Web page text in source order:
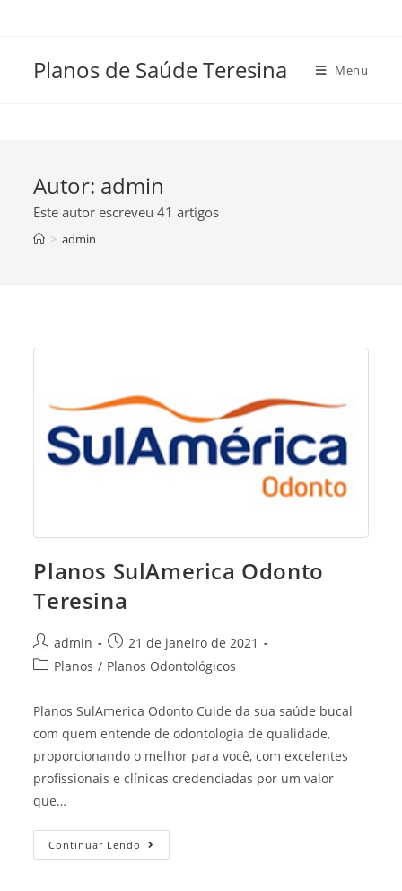
Planos de Saúde Teresina Menu
Autor: admin
Este autor escreveu 41 artigos
> admin
Planos SulAmerica Odonto
Teresina
Post
author:
admin
Post
published:
21 de janeiro de 2021
PostPlanos / Planos Odontológicos
Planos SulAmerica Odonto Cuide da sua saúde bucal
com quem entende de odontologia de qualidade,
proporcionando o melhor para você, com excelentes
profissionais e clínicas credenciadas por um valor
que…
Continuar Lendo Planos
SulAmerica